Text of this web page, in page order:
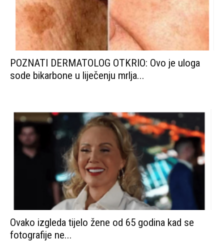
POZNATI DERMATOLOG OTKRIO: Ovo je uloga
sode bikarbone u liječenju mrlja...
Ovako izgleda tijelo žene od 65 godina kad se
fotografije ne...